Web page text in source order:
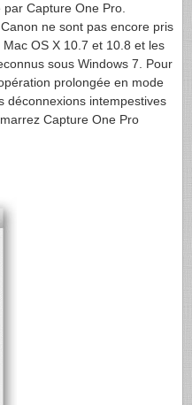
Capture One Pro.
ne sont pas encore pris
OS X 10.7 et 10.8 et les
sous Windows 7. Pour
prolongée en mode
déconnexions intempestives
Capture One Pro